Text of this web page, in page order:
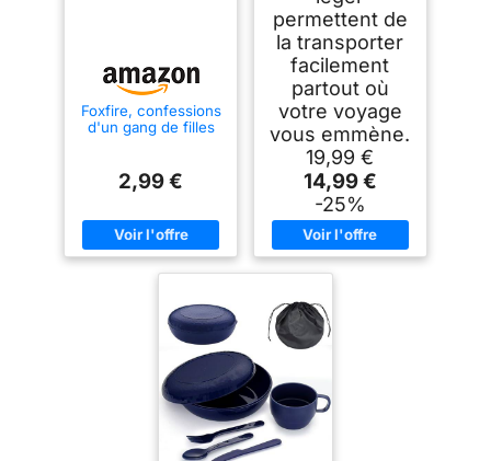
Foxfire, confessions
d'un gang de filles
2,99 €
permettent de
la transporter
facilement
partout où
votre voyage
vous emmène.
19,99 €
14,99 €
-25%